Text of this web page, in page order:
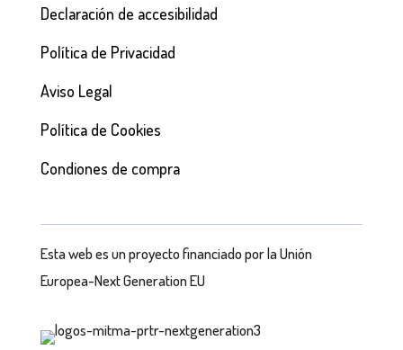
Declaración de accesibilidad
Política de Privacidad
Aviso Legal
Política de Cookies
Condiones de compra
Esta web es un proyecto financiado por la Unión
Europea-Next Generation EU